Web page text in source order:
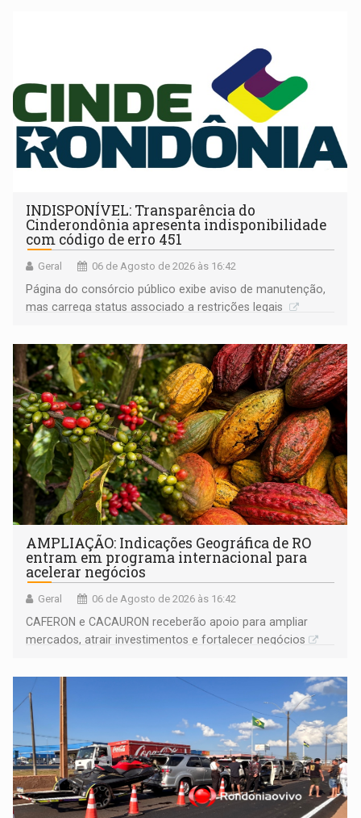
INDISPONÍVEL: Transparência do
Cinderondônia apresenta indisponibilidade
com código de erro 451
Geral 06 de Agosto de 2026 às 16:42
Página do consórcio público exibe aviso de manutenção,
mas carrega status associado a restrições legais
AMPLIAÇÃO: Indicações Geográfica de RO
entram em programa internacional para
acelerar negócios
Geral 06 de Agosto de 2026 às 16:42
CAFERON e CACAURON receberão apoio para ampliar
mercados, atrair investimentos e fortalecer negócios